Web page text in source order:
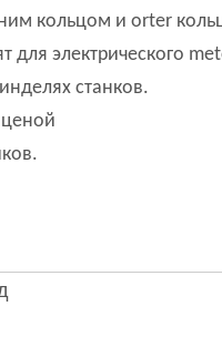
кольцом и orter
электрического
станков.